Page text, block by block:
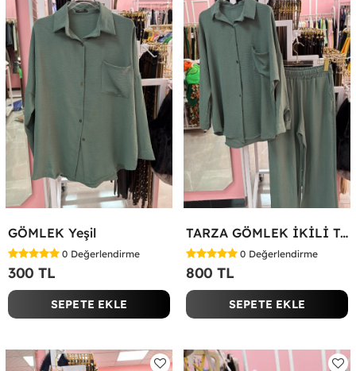
GÖMLEK Yeşil
0 Değerlendirme
300 TL
SEPETE EKLE
TARZA GÖMLEK İKİLİ TAKIM KOT KUMAŞ Yeşil
0 Değerlendirme
800 TL
SEPETE EKLE